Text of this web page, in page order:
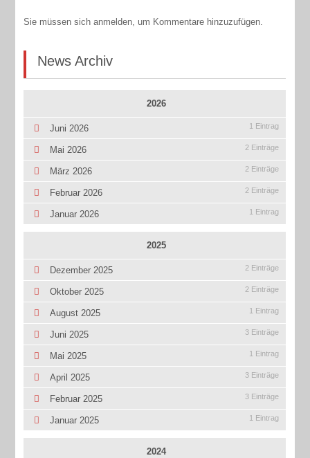
Sie müssen sich anmelden, um Kommentare hinzuzufügen.
News Archiv
2026
Juni 2026 1 Eintrag
Mai 2026 2 Einträge
März 2026 2 Einträge
Februar 2026 2 Einträge
Januar 2026 1 Eintrag
2025
Dezember 2025 2 Einträge
Oktober 2025 2 Einträge
August 2025 1 Eintrag
Juni 2025 3 Einträge
Mai 2025 1 Eintrag
April 2025 3 Einträge
Februar 2025 3 Einträge
Januar 2025 1 Eintrag
2024